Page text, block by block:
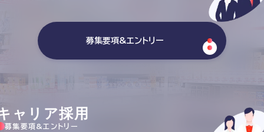
募集要項&エントリー
ャリア採用
募集要項&エントリー